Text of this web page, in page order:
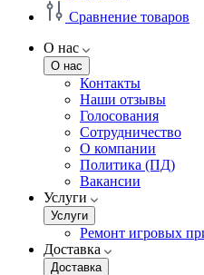
Сравнение товаров
О нас
О нас
Контакты
Наши отзывы
Голосования
Сотрудничество
О компании
Политика (ПД)
Вакансии
Услуги
Услуги
Ремонт игровых
Доставка
Доставка